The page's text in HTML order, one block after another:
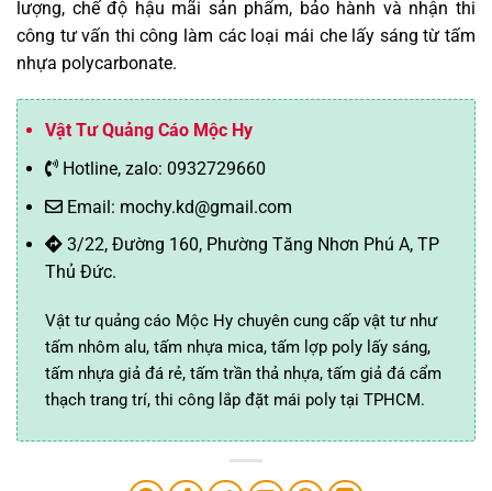
lượng, chế độ hậu mãi sản phẩm, bảo hành và nhận thi
công tư vấn thi công làm các loại mái che lấy sáng từ tấm
nhựa polycarbonate.
Vật Tư Quảng Cáo Mộc Hy
Hotline, zalo: 0932729660
Email: mochy.kd@gmail.com
3/22, Đường 160, Phường Tăng Nhơn Phú A, TP
Thủ Đức.
Vật tư quảng cáo Mộc Hy chuyên cung cấp vật tư như
tấm nhôm alu, tấm nhựa mica, tấm lợp poly lấy sáng,
tấm nhựa giả đá rẻ, tấm trần thả nhựa, tấm giả đá cẩm
thạch trang trí, thi công lắp đặt mái poly tại TPHCM.